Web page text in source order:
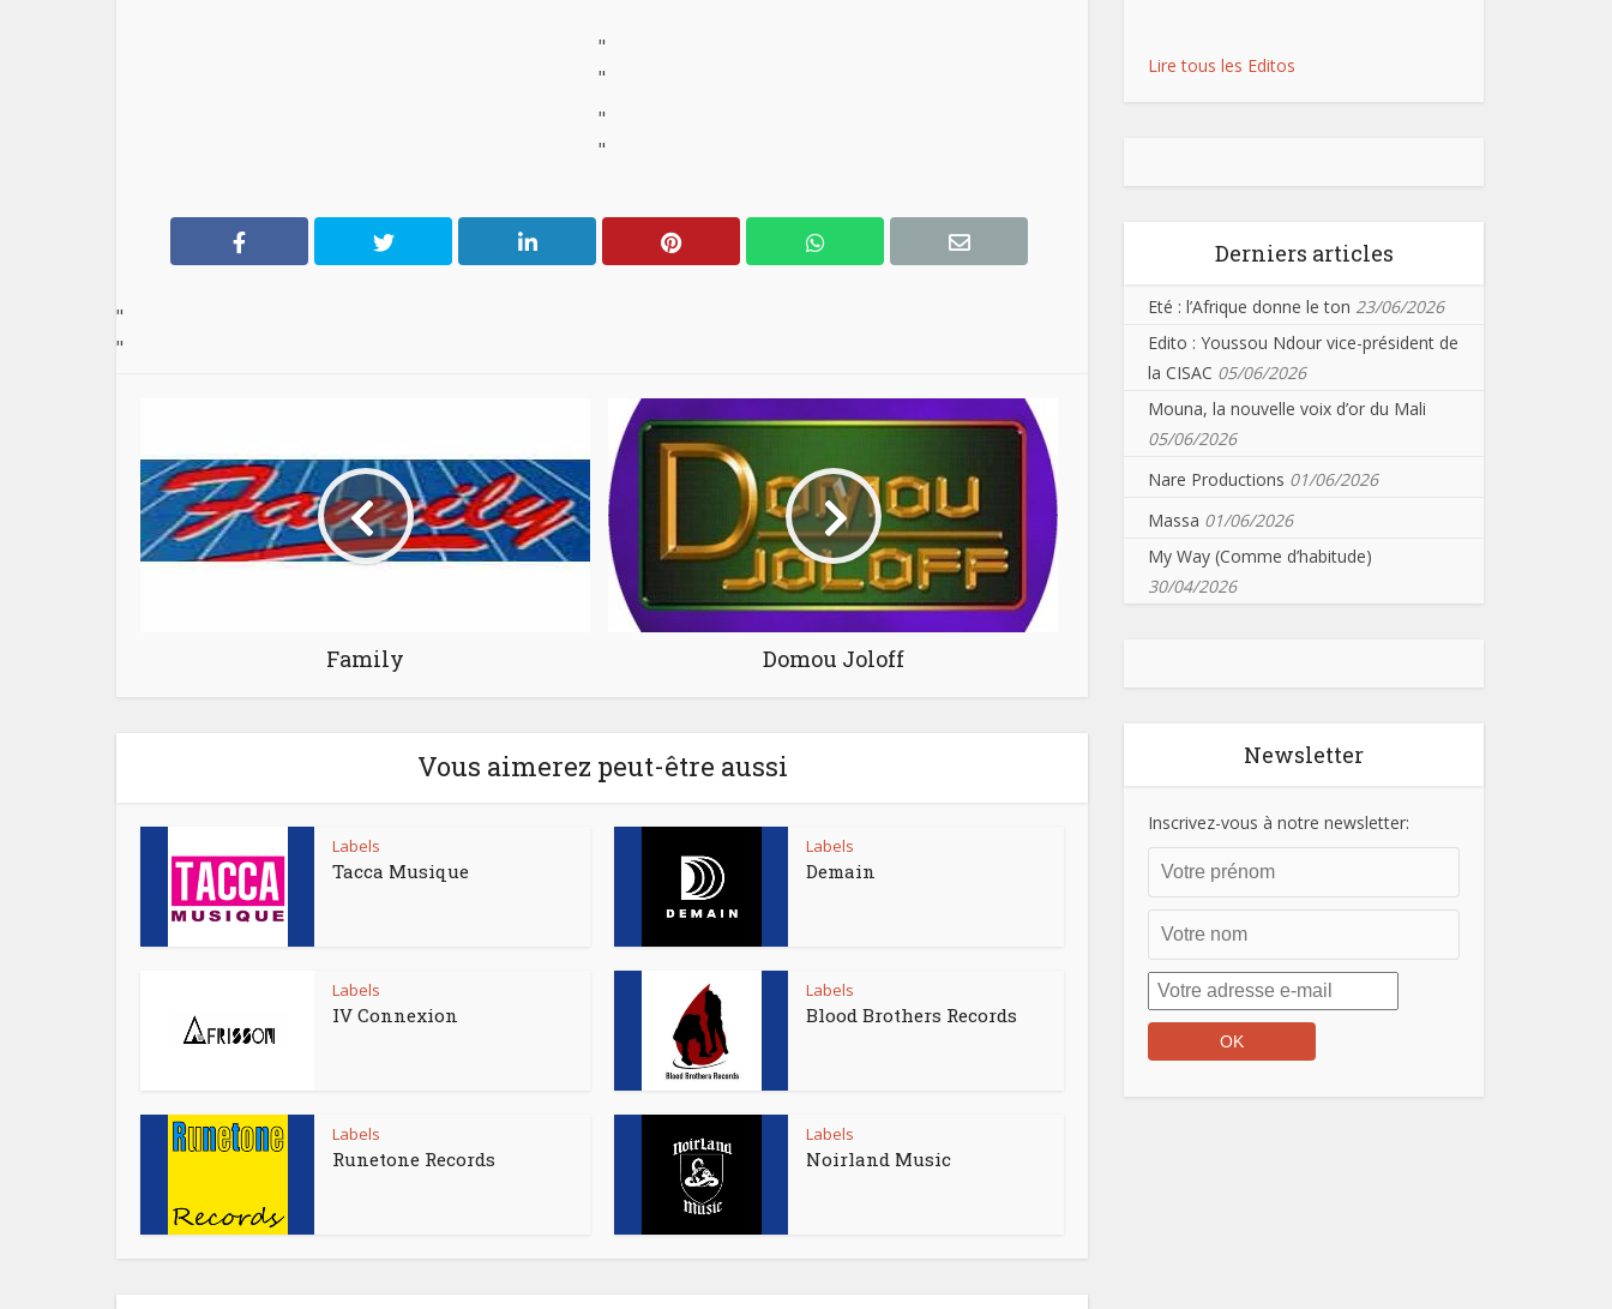
"
"
"
"
"
"
Family Domou Joloff
Vous aimerez peut-être aussi
Labels
Tacca Musique
Labels
Demain
Labels
IV Connexion
Labels
Blood Brothers Records
Labels
Runetone Records
Labels
Noirland Music
Lire tous les Editos
Derniers articles
Eté : l’Afrique donne le ton 23/06/2026
Edito : Youssou Ndour vice-président de
la CISAC 05/06/2026
Mouna, la nouvelle voix d’or du Mali
05/06/2026
Nare Productions 01/06/2026
Massa 01/06/2026
My Way (Comme d’habitude)
30/04/2026
Newsletter
Inscrivez-vous à notre newsletter: